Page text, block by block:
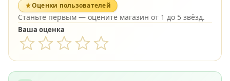
Оценки пользователей
Станьте первым — оцените магазин от 1 до 5 звёзд.
Ваша оценка